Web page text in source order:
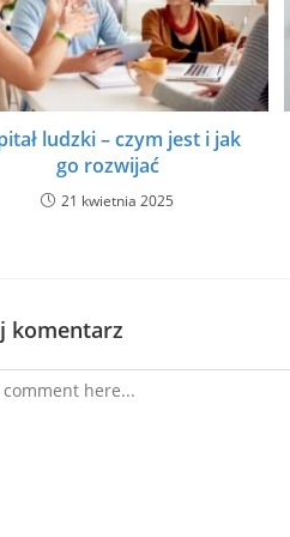
ludzki – czym jest i jak
go rozwijać
21 kwietnia 2025
komentarz